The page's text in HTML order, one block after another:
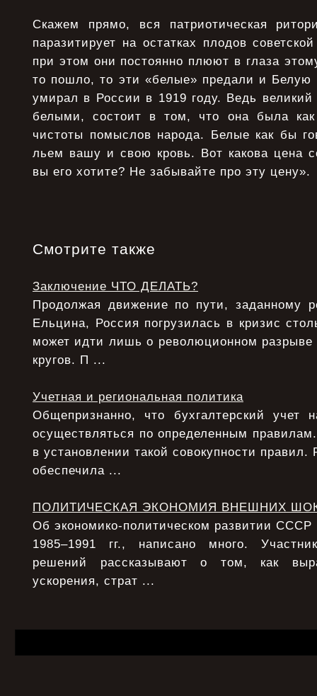
Скажем прямо, вся патриотическая
паразитирует на остатках плодов
при этом они постоянно плюют в глаза
то пошло, то эти «белые» предали и Белую
умирал в России в 1919 году. Ведь
белыми, состоит в том, что она была как
чистоты помыслов народа. Белые как бы
льем вашу и свою кровь. Вот какова цена
вы его хотите? Не забывайте про эту цену».
Смотрите также
Заключение ЧТО ДЕЛАТЬ?
Продолжая движение по пути, заданному
Ельцина, Россия погрузилась в кризис
может идти лишь о революционном
кругов. П ...
Учетная и региональная политика
Общепризнанно, что бухгалтерский учет
осуществляться по определенным
в установлении такой совокупности
обеспечила ...
ПОЛИТИЧЕСКАЯ ЭКОНОМИЯ ВНЕШНИХ
Об экономико-политическом развитии СССР
1985–1991 гг., написано много.
решений рассказывают о том, как
ускорения, страт ...